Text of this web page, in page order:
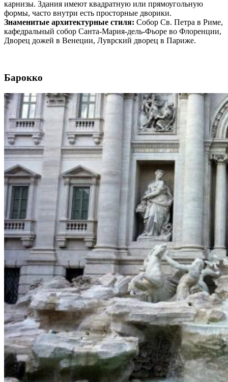
карнизы. Здания имеют квадратную или прямоугольную
формы, часто внутри есть просторные дворики.
Знаменитые архитектурные стиля: Собор Св. Петра в Риме,
кафедральный собор Санта-Мария-дель-Фьоре во Флоренции,
Дворец дожей в Венеции, Луврский дворец в Париже.
Барокко